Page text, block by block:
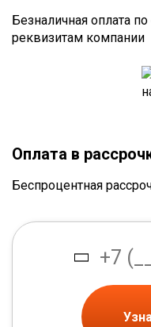
Безналичная оплата
реквизитам компании
Оплата в
Беспроцентная